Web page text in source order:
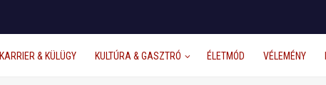
KARRIER & KÜLÜGY KULTÚRA & GASZTRÓ ÉLETMÓD VÉLEMÉNY